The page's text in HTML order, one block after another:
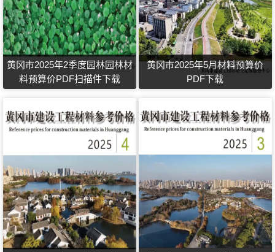
黄冈市2025年2季度园林园林材
料预算价PDF扫描件下载
黄冈市2025年5月材料预算价
PDF下载